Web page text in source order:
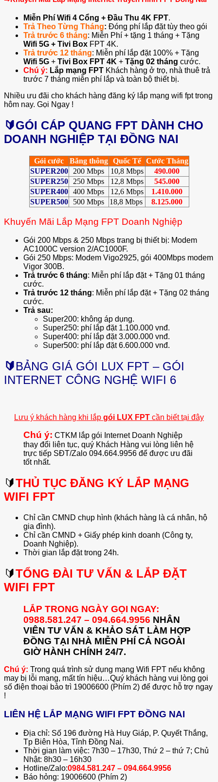
Miễn Phí Wifi 4 Cổng + Đầu Thu 4K FPT.
Trả Theo Từng Tháng: Đóng phí lắp đặt tùy theo gói
Trả trước 6 tháng: Miễn Phí + tặng 1 tháng + Tặng
Wifi 5G + Tivi Box FPT 4K.
Trả trước 12 tháng: Miễn phí lắp đặt 100% + Tặng
Wifi 5G + Tivi Box FPT 4K + Tặng 02 tháng cước.
Chú ý: Lắp mạng FPT Khách hàng ở trọ, nhà thuê trả
trước 7 tháng miễn phí lắp và toàn bộ thiết bị.
Nhiều ưu đãi cho khách hàng đăng ký lắp mạng wifi fpt trong
hôm nay. Gọi Ngay !
🔰GÓI CÁP QUANG FPT DÀNH CHO
DOANH NGHIỆP TẠI ĐỒNG NAI
Gói cước Băng thông Quốc Tế
Cước Tháng
SUPER200
200 Mbps 10,8 Mbps
490.000
SUPER250
250 Mbps 12,8 Mbps
545.000
SUPER400
400 Mbps 12,6 Mbps
1.410.000
SUPER500
500 Mbps 18,8 Mbps 8.125.000
Khuyến Mãi Lắp Mạng FPT Doanh Nghiệp
Gói 200 Mbps & 250 Mbps trang bị thiết bị: Modem
AC1000C version 2/AC1000F.
Gói 250 Mbps: Modem Vigo2925, gói 400Mbps modem
Vigor 300B.
Trả trước 6 tháng: Miễn phí lắp đặt + Tặng 01 tháng
cước.
Trả trước 12 tháng: Miễn phí lắp đặt + Tặng 02 tháng
cước.
Trả sau:
Super200: không áp dụng.
Super250: phí lắp đặt 1.100.000 vnđ.
Super400: phí lắp đặt 3.000.000 vnđ.
Super500: phí lắp đặt 6.600.000 vnđ.
🔰BẢNG GIÁ GÓI LUX FPT – GÓI
INTERNET CÔNG NGHỆ WIFI 6
Lưu ý khách hàng khi lắp gói LUX FPT cần biết tại đây
Chú ý: CTKM lắp gói Internet Doanh Nghiệp
thay đổi liên tục, quý Khách Hàng vui lòng liên hệ
trực tiếp SĐT/Zalo 094.664.9956 để được ưu đãi
tốt nhất.
🔰THỦ TỤC ĐĂNG KÝ LẮP MẠNG
WIFI FPT
Chỉ cần CMND chụp hình (khách hàng là cá nhân, hộ
gia đình).
Chỉ cần CMND + Giấy phép kinh doanh (Công ty,
Doanh Nghiệp).
Thời gian lắp đặt trong 24h.
🔰TỔNG ĐÀI TƯ VẤN & LẮP ĐẶT
WIFI FPT
LẮP TRONG NGÀY GỌI NGAY:
0988.581.247 – 094.664.9956 NHÂN
VIÊN TƯ VẤN & KHẢO SÁT LÀM HỢP
ĐỒNG TẠI NHÀ MIỄN PHÍ CẢ NGOÀI
GIỜ HÀNH CHÍNH 24/7.
Chú ý: Trong quá trình sử dụng mạng Wifi FPT nếu không
may bị lỗi mạng, mất tín hiệu…Quý khách hàng vui lòng gọi
số điện thoại bảo trì 19006600 (Phím 2) để được hỗ trợ ngay
!
LIÊN HỆ LẮP MẠNG WIFI FPT ĐỒNG NAI
Địa chỉ: Số 196 đường Hà Huy Giáp, P. Quyết Thắng,
Tp Biên Hòa, Tỉnh Đồng Nai.
Thời gian làm việc: 7h30 – 17h30, Thứ 2 – thứ 7; Chủ
Nhật: 8h30 – 16h30
Hotline/Zalo:0984.581.247 – 094.664.9956
Báo hỏng: 19006600 (Phím 2)